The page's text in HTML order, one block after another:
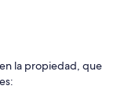
la propiedad, que